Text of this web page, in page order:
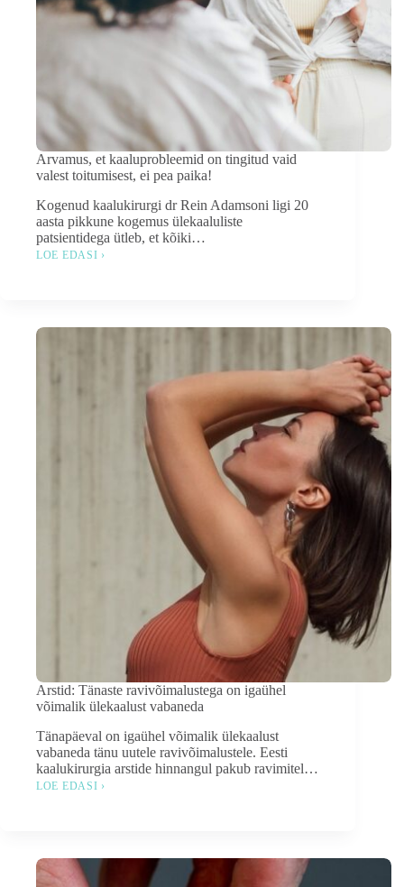
Arvamus, et kaaluprobleemid on tingitud vaid
valest toitumisest, ei pea paika!
Kogenud kaalukirurgi dr Rein Adamsoni ligi 20
aasta pikkune kogemus ülekaaluliste
patsientidega ütleb, et kõiki…
LOE EDASI ›
Arstid: Tänaste ravivõimalustega on igaühel
võimalik ülekaalust vabaneda
Tänapäeval on igaühel võimalik ülekaalust
vabaneda tänu uutele ravivõimalustele. Eesti
kaalukirurgia arstide hinnangul pakub ravimitel…
LOE EDASI ›